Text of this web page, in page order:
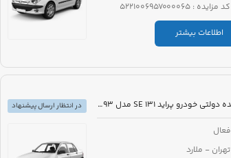
کد مزایده : 5221006957000065
اطلاعات بیشتر
مزایده دولتی خودرو پراید 131 SE مدل 1393 رنگ سفید روغنی
فعال
تهران - ملارد
در انتظار ارسال پیشنهاد